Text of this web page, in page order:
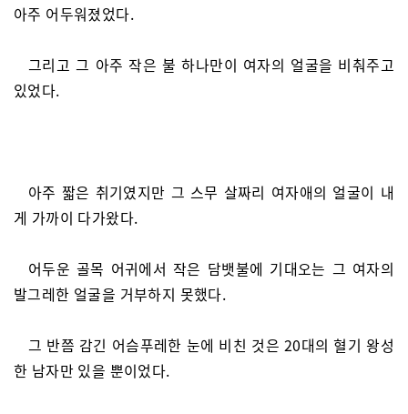
아주 어두워졌었다.
그리고 그 아주 작은 불 하나만이 여자의 얼굴을 비춰주고
있었다.
아주 짧은 취기였지만 그 스무 살짜리 여자애의 얼굴이 내
게 가까이 다가왔다.
어두운 골목 어귀에서 작은 담뱃불에 기대오는 그 여자의
발그레한 얼굴을 거부하지 못했다.
그 반쯤 감긴 어슴푸레한 눈에 비친 것은 20대의 혈기 왕성
한 남자만 있을 뿐이었다.